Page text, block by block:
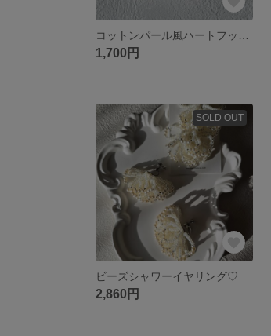
1,700円
SOLD OUT
ビーズシャワーイヤリング♡
2,860円